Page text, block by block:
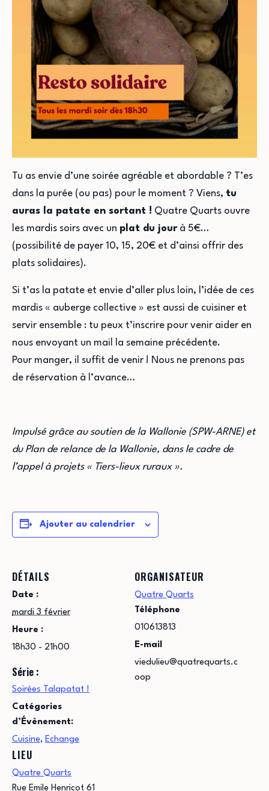
Tu as envie d’une soirée agréable et abordable ? T’es
dans la purée (ou pas) pour le moment ? Viens, tu
auras la patate en sortant ! Quatre Quarts ouvre
les mardis soirs avec un plat du jourà 5€…
(possibilité de payer 10, 15, 20€ et d’ainsi offrir des
plats solidaires).
Si t’as la patate et envie d’aller plus loin, l’idée de ces
mardis « auberge collective » est aussi de cuisiner et
servir ensemble : tu peux t’inscrire pour venir aider en
nous envoyant un mail la semaine précédente.
Pour manger, il suffit de venir ! Nous ne prenons pas
de réservation à l’avance…
Impulsé grâce au soutien de la Wallonie (SPW-ARNE) et
du Plan de relance de la Wallonie, dans le cadre de
l’appel à projets « Tiers-lieux ruraux ».
Ajouter au calendrier
DÉTAILS
Date :
mardi 3 février
Heure :
18h30 - 21h00
Série :
Soirées Talapatat !
Catégories
d’Évènement:
Cuisine, Echange
LIEU
Quatre Quarts
Rue Emile Henricot 61
ORGANISATEUR
Quatre Quarts
Téléphone
010613813
E-mail
viedulieu@quatrequarts.c
oop